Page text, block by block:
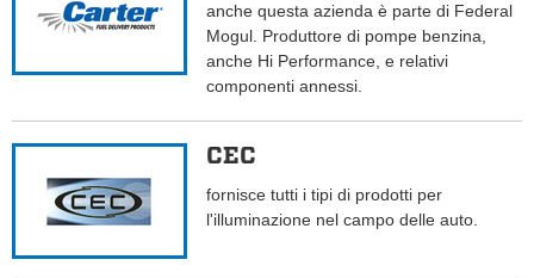
anche questa azienda è parte di Federal
Mogul. Produttore di pompe benzina,
anche Hi Performance, e relativi
componenti annessi.
CEC
fornisce tutti i tipi di prodotti per
l'illuminazione nel campo delle auto.